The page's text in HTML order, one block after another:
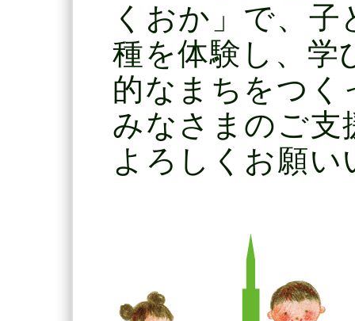
くおか」で、
種を体験し、学
的なまちをつ
みなさまのご支
よろしくお願